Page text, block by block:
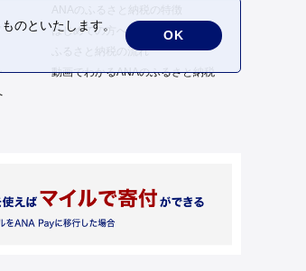
ANAのふるさと納税の特徴
はじめての方へ
ふるさと納税の流れ
動画でわかるANAのふるさと納税
のといたします。
OK